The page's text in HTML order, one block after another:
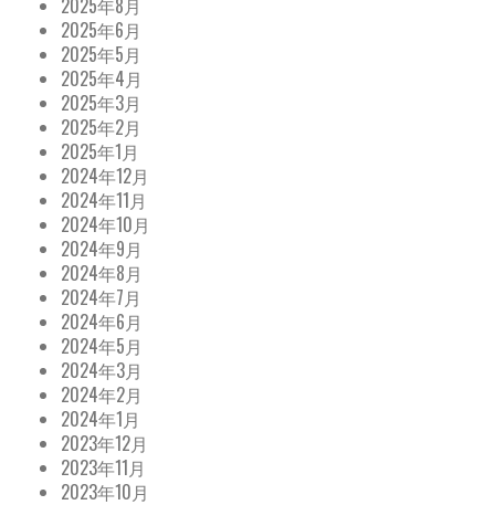
2025年8月
2025年6月
2025年5月
2025年4月
2025年3月
2025年2月
2025年1月
2024年12月
2024年11月
2024年10月
2024年9月
2024年8月
2024年7月
2024年6月
2024年5月
2024年3月
2024年2月
2024年1月
2023年12月
2023年11月
2023年10月